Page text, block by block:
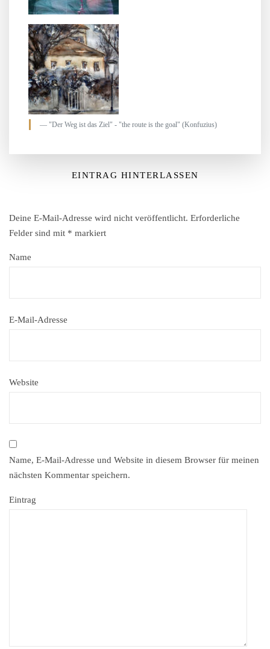
"Der Weg ist das Ziel" - "the route is the goal" (Konfuzius)
EINTRAG HINTERLASSEN
Deine E-Mail-Adresse wird nicht veröffentlicht. Erforderliche
Felder sind mit * markiert
Name
E-Mail-Adresse
Website
Name, E-Mail-Adresse und Website in diesem Browser für meinen
nächsten Kommentar speichern.
Eintrag